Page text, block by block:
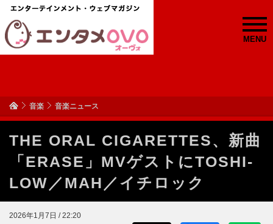
MENU
音楽 音楽ニュース
THE ORAL CIGARETTES、新曲
「ERASE」MVゲストにTOSHI-
LOW／MAH／イチロック
2026年1月7日 / 22:20